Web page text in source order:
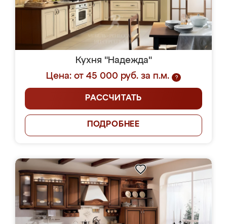
Кухня "Надежда"
Цена: от 45 000 руб. за п.м.
?
РАССЧИТАТЬ
ПОДРОБНЕЕ